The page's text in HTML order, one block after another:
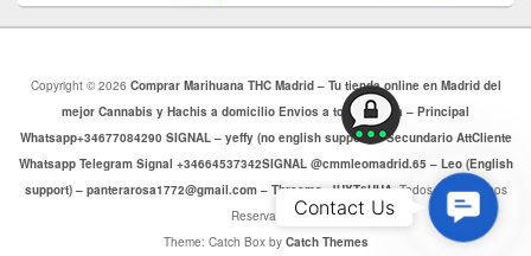
Copyright © 2026 Comprar Marihuana THC Madrid – Tu tienda online en Madrid del
mejor Cannabis y Hachis a domicilio Envios a toda Europa – Principal
Whatsapp+34677084290 SIGNAL – yeffy (no english support) – Secundario AttCliente
Whatsapp Telegram Signal +34664537342SIGNAL @cmmleomadrid.65 – Leo (English
support) – panterarosa1772@gmail.com – Threema: JHXT6HHA. Todos los Derechos
Reservados.
Theme: Catch Box by Catch Themes
Us
Contact Us